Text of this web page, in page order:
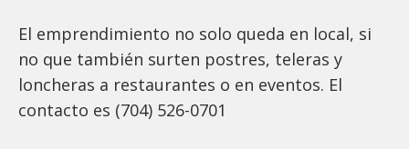
El emprendimiento no solo queda en local, si
no que también surten postres, teleras y
loncheras a restaurantes o en eventos. El
contacto es (704) 526-0701